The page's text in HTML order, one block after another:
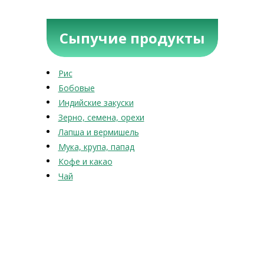
Сыпучие продукты
Рис
Бобовые
Индийские закуски
Зерно, семена, орехи
Лапша и вермишель
Мука, крупа, папад
Кофе и какао
Чай